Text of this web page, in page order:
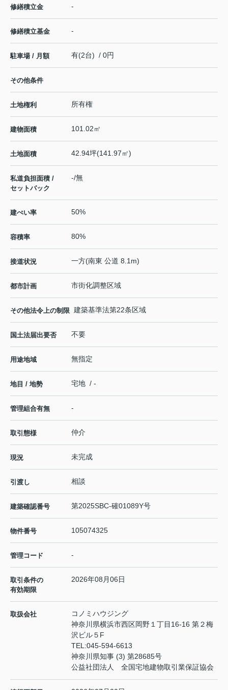
修繕積立金 -
修繕積立基金 -
駐車場 / 月額 有(2台) / 0円
その他条件
土地権利 所有権
建物面積 101.02㎡
土地面積 42.94坪(141.97㎡)
私道負担面積 /
セットバック
-/無
建ぺい率 50%
容積率 80%
接道状況 一方(南東 公道 8.1m)
都市計画 市街化調整区域
その他法令上の制限 建築基準法第22条区域
国土法届出要否 不要
用途地域 無指定
地目 / 地勢 宅地 / -
管理組合有無 -
取引態様 仲介
現況 未完成
引渡し 相談
建築確認番号 第2025SBC-確01089Y号
物件番号 105074325
管理コード -
取引条件の
有効期限
2026年08月06日
取扱会社
コノミハウジング
神奈川県横浜市西区岡野１丁目16-16 第２梅
沢ビル５F
TEL:045-594-6613
神奈川県知事 (3) 第28685号
公益社団法人 全国宅地建物取引業保証協会